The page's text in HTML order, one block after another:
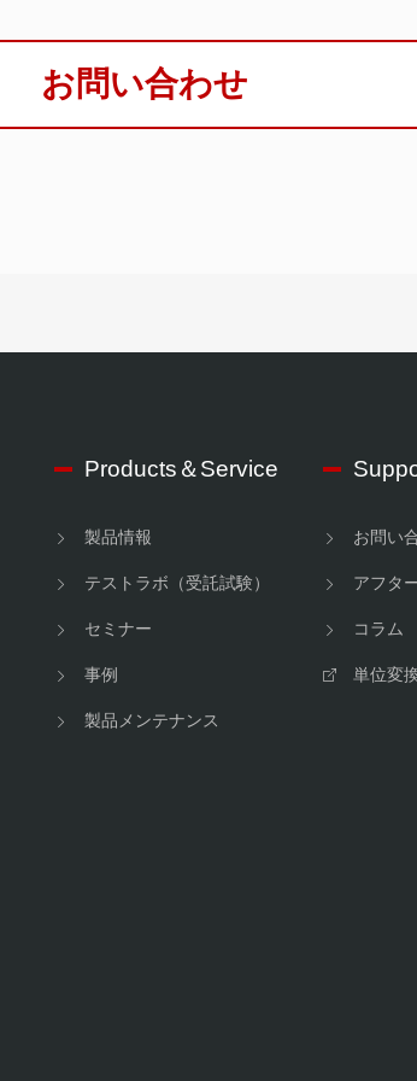
お問い合わせ
Products＆Service
製品情報
テストラボ（受託試験）
セミナー
事例
製品メンテナンス
お問い
アフタ
コラム
単位変